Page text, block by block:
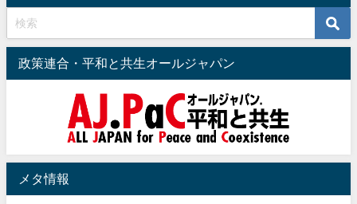
政策連合・平和と共生オールジャパン
メタ情報